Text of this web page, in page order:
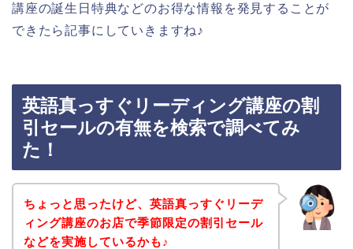
講座の誕生日特典などのお得な情報を発見することが
できたら記事にしていきますね♪
英語真っすぐリーディング講座の割
引セールの有無を検索で調べてみ
た！
ちょっと思ったけど、英語真っすぐリーデ
ィング講座のお店で季節限定の割引セール
などを実施しているかも♪